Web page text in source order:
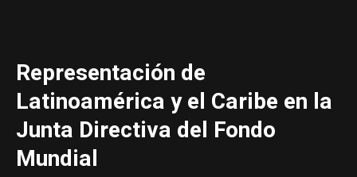
Representación de
Latinoamérica y el Caribe en la
Junta Directiva del Fondo
Mundial